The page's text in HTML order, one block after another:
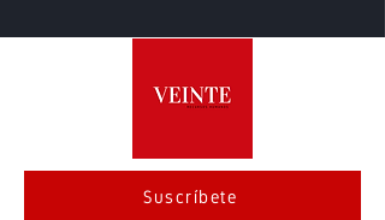
Suscríbete